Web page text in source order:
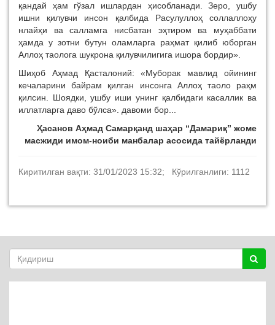
қандай ҳам гўзал ишлардан ҳисобланади. Зеро, ушбу
ишни қилувчи инсон қалбида Расулуллоҳ соллаллоҳу
нлайҳи ва салламга нисбатан эҳтиром ва муҳаббати
ҳамда у зотни бутун оламларга раҳмат қилиб юборган
Аллоҳ таолога шукрона қилувчилигига ишора бордир».
Шиҳоб Аҳмад Қасталоний: «Муборак мавлид ойининг
кечаларини байрам қилган инсонга Аллоҳ таоло раҳм
қилсин. Шоядки, ушбу иши унинг қалбидаги касаллик ва
иллатларга даво бўлса». давоми бор...
Ҳасанов Аҳмад Самарқанд шаҳар “Дамариқ” жоме
масжиди имом-ноиби манбалар асосида тайёрланди
Киритилган вақти: 31/01/2023 15:32; Кўрилганлиги: 1112